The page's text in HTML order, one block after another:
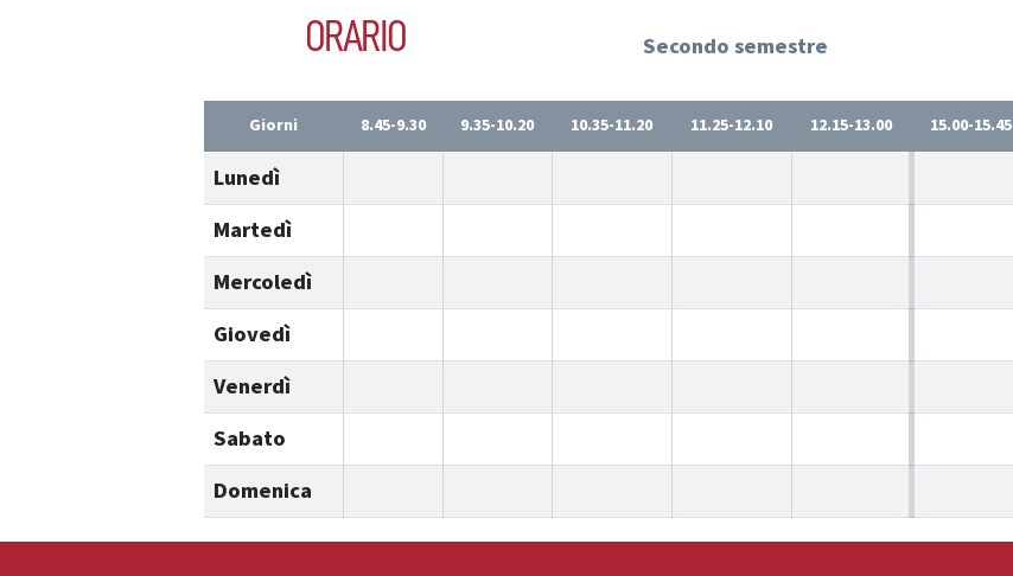
ORARIO Secondo semestre
Giorni 8.45-9.30 9.35-10.20 10.35-11.20 11.25-12.10 12.15-13.00 15.00-15.45
Lunedì
Martedì
Mercoledì
Giovedì
Venerdì
Sabato
Domenica